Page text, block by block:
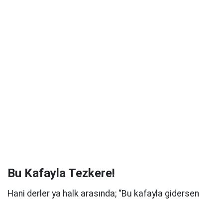
Bu Kafayla Tezkere!
Hani derler ya halk arasında; “Bu kafayla gidersen